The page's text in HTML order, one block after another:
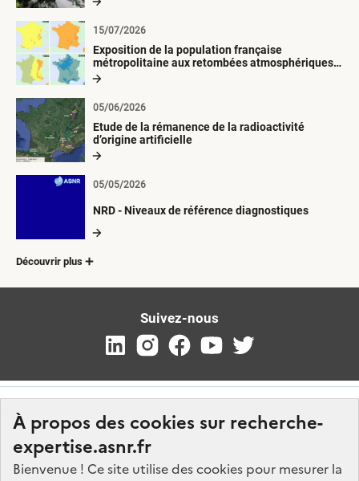
À propos des cookies sur recherche-
expertise.asnr.fr
Bienvenue ! Ce site utilise des cookies pour mesurer la
Exposition de la population française
métropolitaine aux retombées atmosphériques
radioactives depuis 1945
15/07/2026
Etude de la rémanence de la radioactivité
d’origine artificielle
05/06/2026
NRD - Niveaux de référence diagnostiques
05/05/2026
Découvrir plus
Suivez-nous